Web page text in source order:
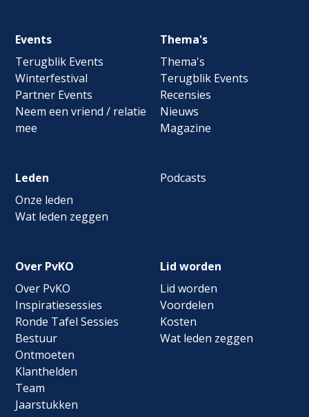
Footer
navigation
Events
Terugblik Events
Winterfestival
Partner Events
Neem een vriend / relatie
mee
Thema's
Thema's
Terugblik Events
Recensies
Nieuws
Magazine
Leden
Onze leden
Wat leden zeggen
Podcasts
Over PvKO
Over PvKO
Inspiratiesessies
Ronde Tafel Sessies
Bestuur
Ontmoeten
Klanthelden
Team
Jaarstukken
Lid worden
Lid worden
Voordelen
Kosten
Wat leden zeggen